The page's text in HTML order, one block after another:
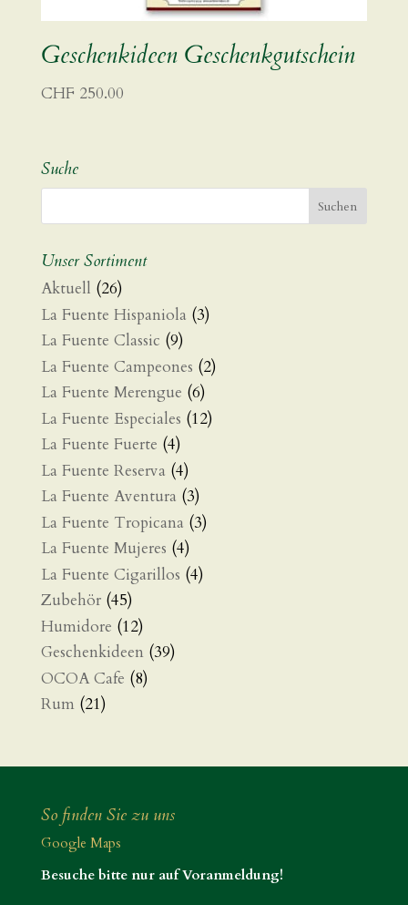
Geschenkideen Geschenkgutschein
CHF 250.00
Suche
Unser Sortiment
Aktuell (26)
La Fuente Hispaniola (3)
La Fuente Classic (9)
La Fuente Campeones (2)
La Fuente Merengue (6)
La Fuente Especiales (12)
La Fuente Fuerte (4)
La Fuente Reserva (4)
La Fuente Aventura (3)
La Fuente Tropicana (3)
La Fuente Mujeres (4)
La Fuente Cigarillos (4)
Zubehör (45)
Humidore (12)
Geschenkideen (39)
OCOA Cafe (8)
Rum (21)
So finden Sie zu uns
Google Maps
Besuche bitte nur auf Voranmeldung!